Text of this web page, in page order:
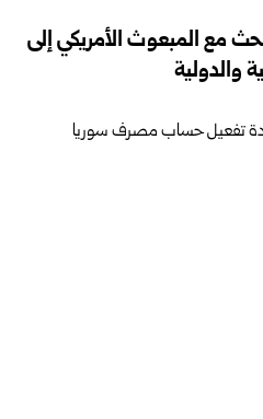
مع المبعوث الأمريكي إلى
والدولية